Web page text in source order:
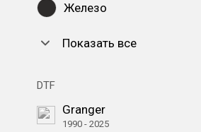
Железо
Показать все
DTF
Granger
1990 - 2025